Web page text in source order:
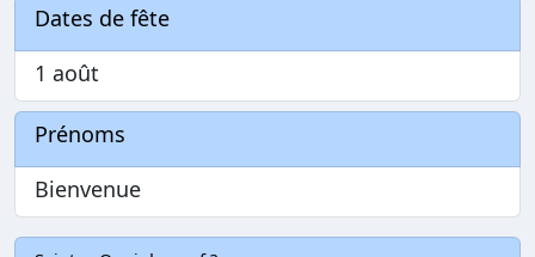
Dates de fête
1 août
Prénoms
Bienvenue